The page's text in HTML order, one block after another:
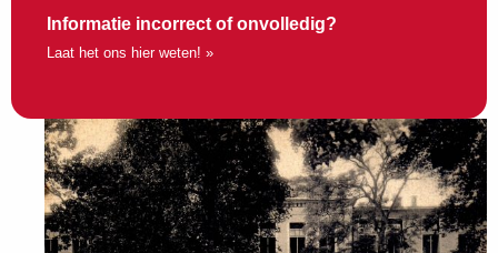
Informatie incorrect of onvolledig?
Laat het ons hier weten! »